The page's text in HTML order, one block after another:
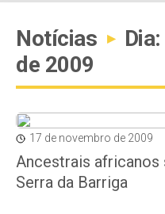
Notícias ▸
de 2009
17 de novembro de 2009
Ancestrais africanos
Serra da Barriga